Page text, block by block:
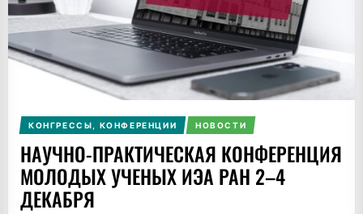
КОНГРЕССЫ, КОНФЕРЕНЦИИ НОВОСТИ
НАУЧНО-ПРАКТИЧЕСКАЯ КОНФЕРЕНЦИЯ
МОЛОДЫХ УЧЕНЫХ ИЭА РАН 2–4
ДЕКАБРЯ